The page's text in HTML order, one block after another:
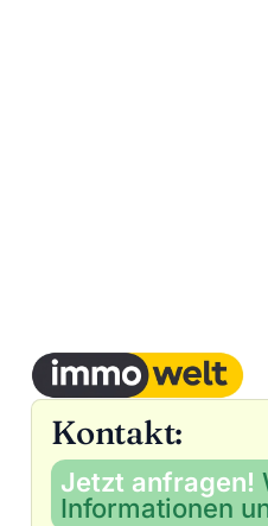
Kontakt:
Jetzt anfragen!
Informationen